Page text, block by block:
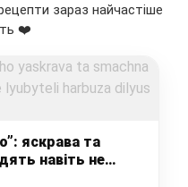
зараз найчастіше
❤️
яскрава та
навіть не
простим